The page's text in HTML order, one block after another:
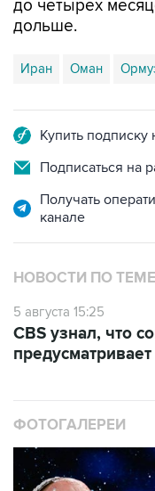
Иран Оман
Подписаться на
Получать
НОВОСТИ ПО ТЕМЕ
5 августа 15:25